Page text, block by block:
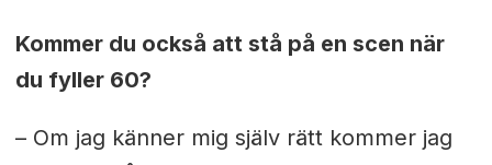
Kommer du också att stå på en scen när
du fyller 60?
– Om jag känner mig själv rätt kommer jag